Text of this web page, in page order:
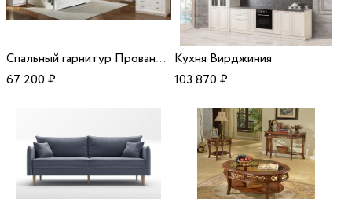
Спальный гарнитур Прованс-5
67 200 ₽
Кухня Вирджиния
103 870 ₽